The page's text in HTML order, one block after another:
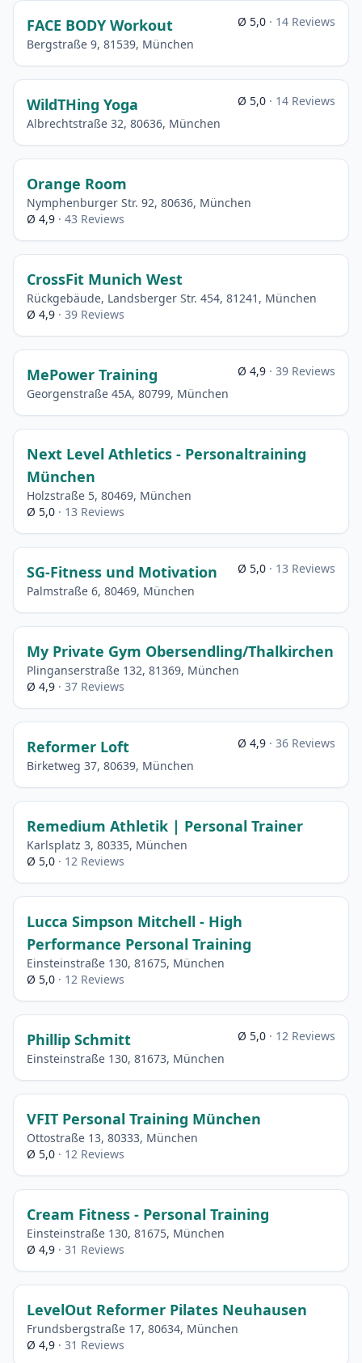
FACE BODY Workout
Bergstraße 9, 81539, München
Ø 5,0 · 14 Reviews
WildTHing Yoga
Albrechtstraße 32, 80636, München
Ø 5,0 · 14 Reviews
Orange Room
Nymphenburger Str. 92, 80636, München
Ø 4,9 · 43 Reviews
CrossFit Munich West
Rückgebäude, Landsberger Str. 454, 81241, München
Ø 4,9 · 39 Reviews
MePower Training
Georgenstraße 45A, 80799, München
Ø 4,9 · 39 Reviews
Next Level Athletics - Personaltraining
München
Holzstraße 5, 80469, München
Ø 5,0 · 13 Reviews
SG-Fitness und Motivation
Palmstraße 6, 80469, München
Ø 5,0 · 13 Reviews
My Private Gym Obersendling/Thalkirchen
Plinganserstraße 132, 81369, München
Ø 4,9 · 37 Reviews
Reformer Loft
Birketweg 37, 80639, München
Ø 4,9 · 36 Reviews
Remedium Athletik | Personal Trainer
Karlsplatz 3, 80335, München
Ø 5,0 · 12 Reviews
Lucca Simpson Mitchell - High
Performance Personal Training
Einsteinstraße 130, 81675, München
Ø 5,0 · 12 Reviews
Phillip Schmitt
Einsteinstraße 130, 81673, München
Ø 5,0 · 12 Reviews
VFIT Personal Training München
Ottostraße 13, 80333, München
Ø 5,0 · 12 Reviews
Cream Fitness - Personal Training
Einsteinstraße 130, 81675, München
Ø 4,9 · 31 Reviews
LevelOut Reformer Pilates Neuhausen
Frundsbergstraße 17, 80634, München
Ø 4,9 · 31 Reviews